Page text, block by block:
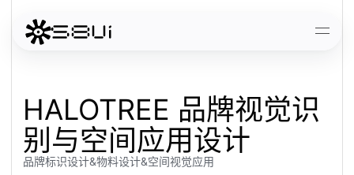
HALOTREE 品牌视觉识
别与空间应用设计
品牌标识设计&物料设计&空间视觉应用